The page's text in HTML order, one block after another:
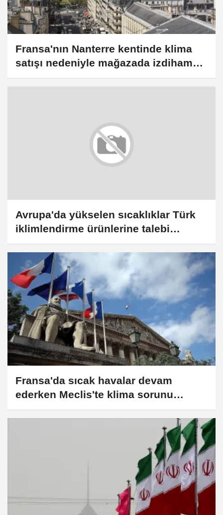
Fransa'nın Nanterre kentinde klima
satışı nedeniyle mağazada izdiham
yaşandı (GÜNCELLEME)
Avrupa'da yükselen sıcaklıklar Türk
iklimlendirme ürünlerine talebi
artırıyor
Fransa'da sıcak havalar devam
ederken Meclis'te klima sorunu
yaşandı